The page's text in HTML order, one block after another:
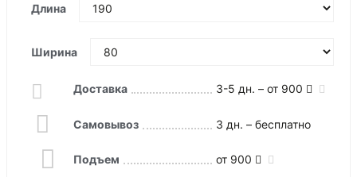
Длина
Ширина
Доставка 3-5 дн. – от 900
Самовывоз 3 дн. – бесплатно
Подъем от 900